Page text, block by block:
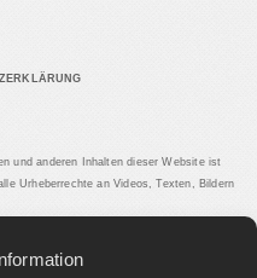
und anderen Inhalten dieser Website ist
Urheberrechte an Videos, Texten, Bildern